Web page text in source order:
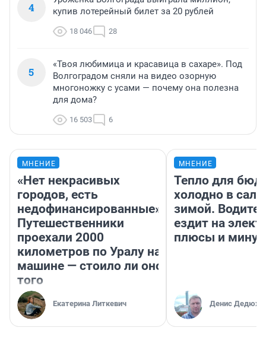
4
купив лотерейный билет за 20 рублей
18 046 28
5
«Твоя любимица и красавица в сахаре». Под
Волгоградом сняли на видео озорную
многоножку с усами — почему она полезна
для дома?
16 503 6
МНЕНИЕ
«Нет некрасивых
городов, есть
недофинансированные».
Путешественники
проехали 2000
километров по Уралу на
машине — стоило ли оно
того
Екатерина Литкевич
МНЕНИЕ
Тепло для
холодно в
зимой.
ездит на
плюсы и
Денис